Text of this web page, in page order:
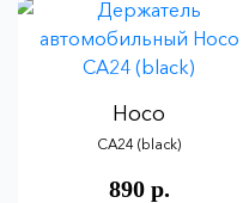
Hoco
CA24 (black)
890 р.